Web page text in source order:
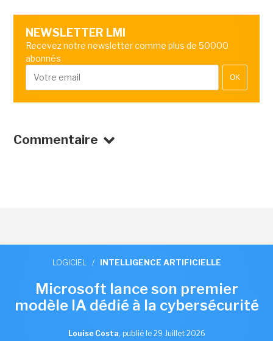
NEWSLETTER LMI
Recevez notre newsletter comme plus de 50000
abonnés
OK
Commentaire
LOGICIEL / INTELLIGENCE ARTIFICIELLE
Microsoft lance son premier
modèle IA dédié à la cybersécurité
Louise Costa, publié le 29 Juillet 2026